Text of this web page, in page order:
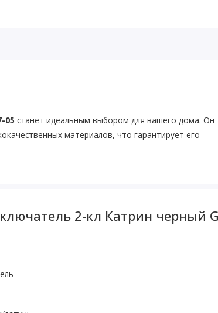
05 станет идеальным выбором для вашего дома. Он
материалов, что гарантирует его
2-кл Катрин черный